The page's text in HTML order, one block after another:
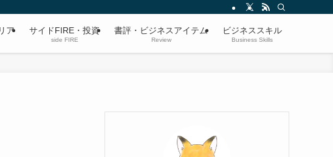
ア サイドFIRE・投資
side FIRE
書評・ビジネスアイテム
Review
ビジネススキル
Business Skills